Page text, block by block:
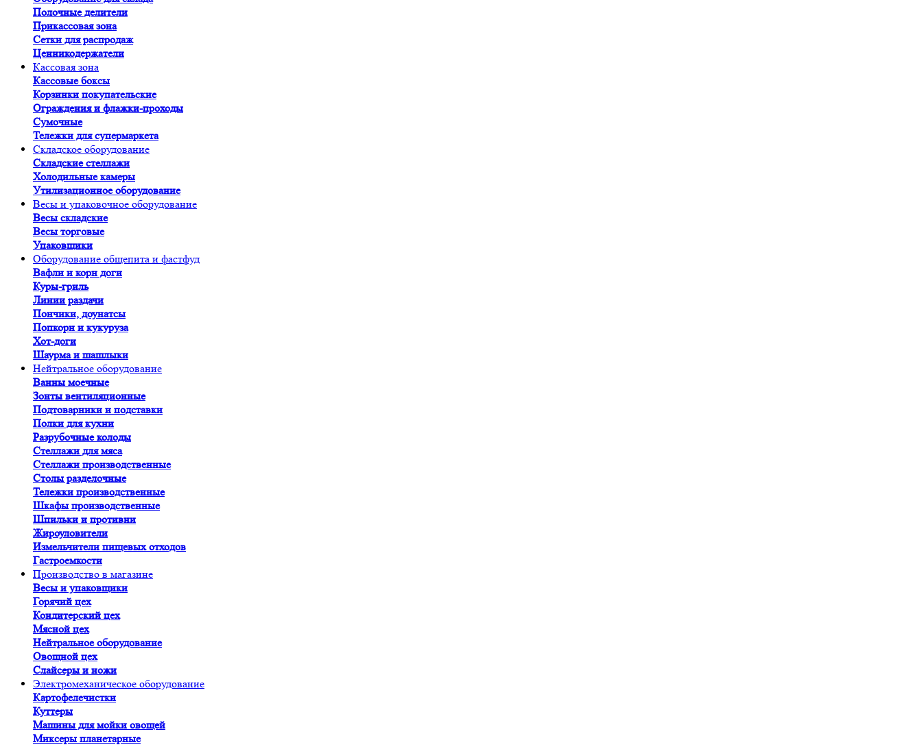
Полочные делители
Прикассовая зона
Сетки для распродаж
Ценникодержатели
Кассовая зона
Кассовые боксы
Корзинки покупательские
Ограждения и флажки-проходы
Сумочные
Тележки для супермаркета
Складское оборудование
Складские стеллажи
Холодильные камеры
Утилизационное оборудование
Весы и упаковочное оборудование
Весы складские
Весы торговые
Упаковщики
Оборудование общепита и фастфуд
Вафли и корн доги
Куры-гриль
Линии раздачи
Пончики, доунатсы
Попкорн и кукуруза
Хот-доги
Шаурма и шашлыки
Нейтральное оборудование
Ванны моечные
Зонты вентиляционные
Подтоварники и подставки
Полки для кухни
Разрубочные колоды
Стеллажи для мяса
Стеллажи производственные
Столы разделочные
Тележки производственные
Шкафы производственные
Шпильки и противни
Жироуловители
Измельчители пищевых отходов
Гастроемкости
Производство в магазине
Весы и упаковщики
Горячий цех
Кондитерский цех
Мясной цех
Нейтральное оборудование
Овощной цех
Слайсеры и ножи
Электромеханическое оборудование
Картофелечистки
Куттеры
Машины для мойки овощей
Миксеры планетарные